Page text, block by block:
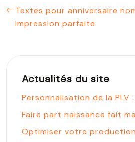
Textes pour anniversaire
impression parfaite
Actualités du site
Personnalisation de la
Faire part naissance fait
Optimiser votre